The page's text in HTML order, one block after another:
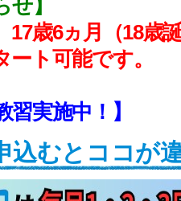
】
17歳6ヵ月（18歳
ト可能です。
習実施中！】
込むとココが